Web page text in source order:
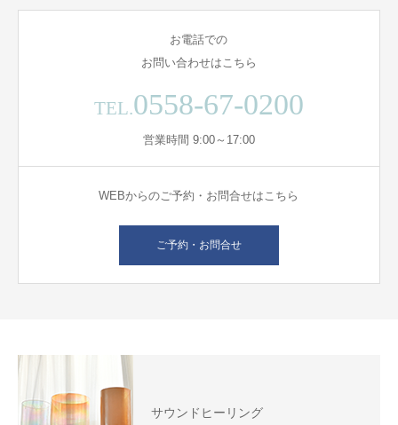
お電話での
お問い合わせはこちら
TEL.0558-67-0200
営業時間 9:00～17:00
WEBからのご予約・お問合せはこちら
ご予約・お問合せ
サウンドヒーリング